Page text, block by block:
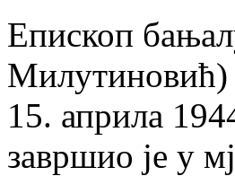
Епископ
Милутиновић)
15. априла
завршио је у